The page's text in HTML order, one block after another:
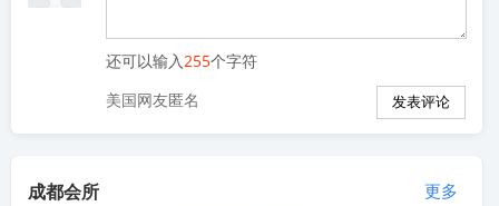
还可以输入255个字符
美国网友匿名
成都会所 更多